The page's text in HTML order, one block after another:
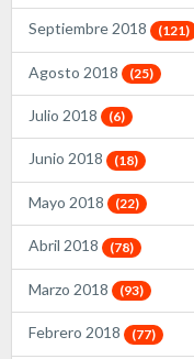
Septiembre 2018 (121)
Agosto 2018 (25)
Julio 2018 (6)
Junio 2018 (18)
Mayo 2018 (22)
Abril 2018 (78)
Marzo 2018 (93)
Febrero 2018 (77)